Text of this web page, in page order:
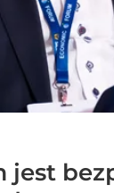
jest